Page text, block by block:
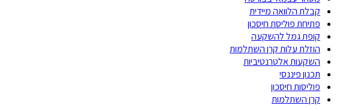
קבלת הלוואה מיידית
פתיחת פוליסת חיסכון
קופת גמל להשקעה
הוזלת עלות קרן השתלמות
השקעות אלטרנטיביות
תכנון פיננסי
פוליסות חיסכון
קרן השתלמות